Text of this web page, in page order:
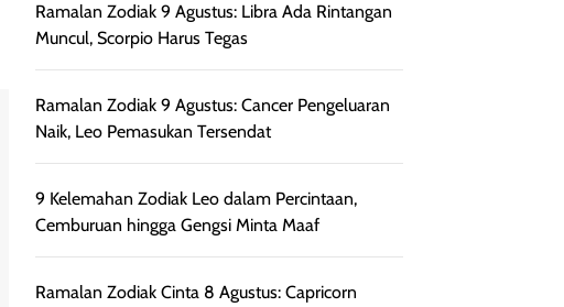
Ramalan Zodiak 9 Agustus: Libra Ada Rintangan
Muncul, Scorpio Harus Tegas
Ramalan Zodiak 9 Agustus: Cancer Pengeluaran
Naik, Leo Pemasukan Tersendat
9 Kelemahan Zodiak Leo dalam Percintaan,
Cemburuan hingga Gengsi Minta Maaf
Ramalan Zodiak Cinta 8 Agustus: Capricorn